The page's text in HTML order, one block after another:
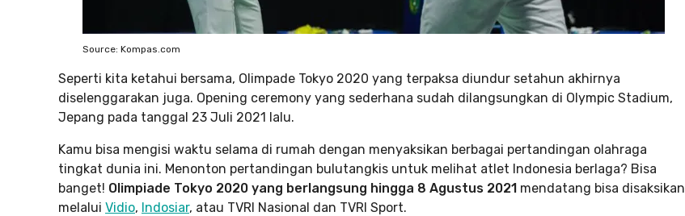
Source: Kompas.com
Seperti kita ketahui bersama, Olimpade Tokyo 2020 yang terpaksa diundur setahun akhirnya
diselenggarakan juga. Opening ceremony yang sederhana sudah dilangsungkan di Olympic Stadium,
Jepang pada tanggal 23 Juli 2021 lalu.
Kamu bisa mengisi waktu selama di rumah dengan menyaksikan berbagai pertandingan olahraga
tingkat dunia ini. Menonton pertandingan bulutangkis untuk melihat atlet Indonesia berlaga? Bisa
banget! Olimpiade Tokyo 2020 yang berlangsung hingga 8 Agustus 2021 mendatang bisa disaksikan
melalui Vidio, Indosiar, atau TVRI Nasional dan TVRI Sport.